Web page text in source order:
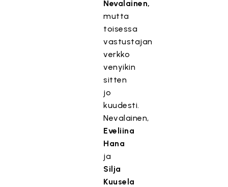
Nevalainen,
mutta
toisessa
vastustajan
verkko
venyikin
sitten
jo
kuudesti.
Nevalainen,
Eveliina
Hana
ja
Silja
Kuusela